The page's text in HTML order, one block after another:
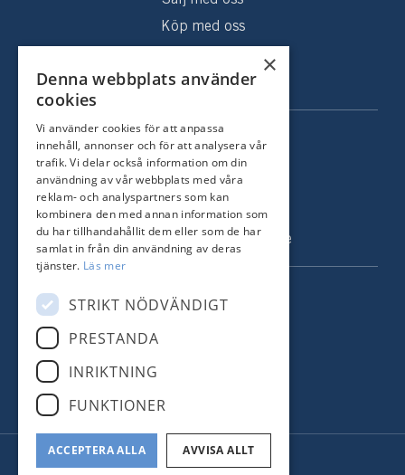
Köp med oss
Om oss
KONTAKT
Strandvägen 67
115 23 Stockholm
Tel: +46 8 731 51 00
info@nordstrandsmakleri.se
FÖLJ OSS
© Nordstrands Mäkleri
×
Denna webbplats använder
cookies
Vi använder cookies för att anpassa
innehåll, annonser och för att analysera vår
trafik. Vi delar också information om din
användning av vår webbplats med våra
reklam- och analyspartners som kan
kombinera den med annan information som
du har tillhandahållit dem eller som de har
samlat in från din användning av deras
tjänster. Läs mer
STRIKT NÖDVÄNDIGT
PRESTANDA
INRIKTNING
FUNKTIONER
ACCEPTERA ALLA AVVISA ALLT